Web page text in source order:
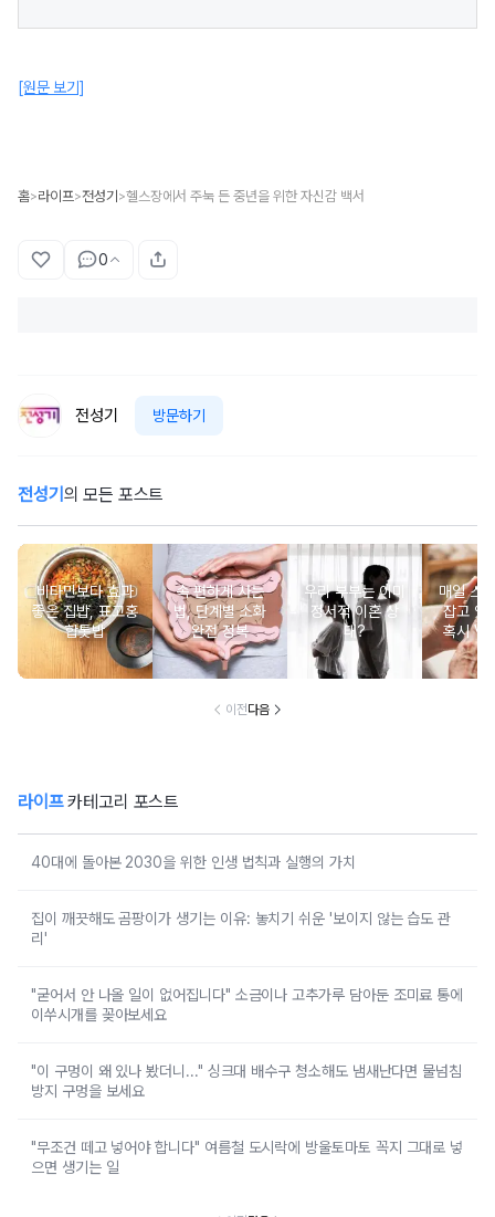
[원문 보기]
홈>라이프>전성기 >헬스장에서 주눅 든 중년을 위한 자신감 백서
0
전성기 방문하기
전성기 의 모든 포스트
비타민보다 효과
좋은 집밥, 표고홍
합톳밥
속 편하게 사는
법, 단계별 소화
완전 정복
우리 부부는 이미
정서적 이혼 상
태?
매일 스
잡고 있
혹시
이전다음
라이프카테고리 포스트
40대에 돌아본 2030을 위한 인생 법칙과 실행의 가치
집이 깨끗해도 곰팡이가 생기는 이유: 놓치기 쉬운 '보이지 않는 습도 관
리'
"굳어서 안 나올 일이 없어집니다" 소금이나 고추가루 담아둔 조미료 통에
이쑤시개를 꽂아보세요
"이 구멍이 왜 있나 봤더니..." 싱크대 배수구 청소해도 냄새난다면 물넘침
방지 구멍을 보세요
"무조건 떼고 넣어야 합니다" 여름철 도시락에 방울토마토 꼭지 그대로 넣
으면 생기는 일